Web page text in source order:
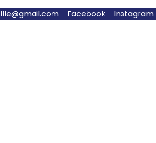
Facebook Instagram